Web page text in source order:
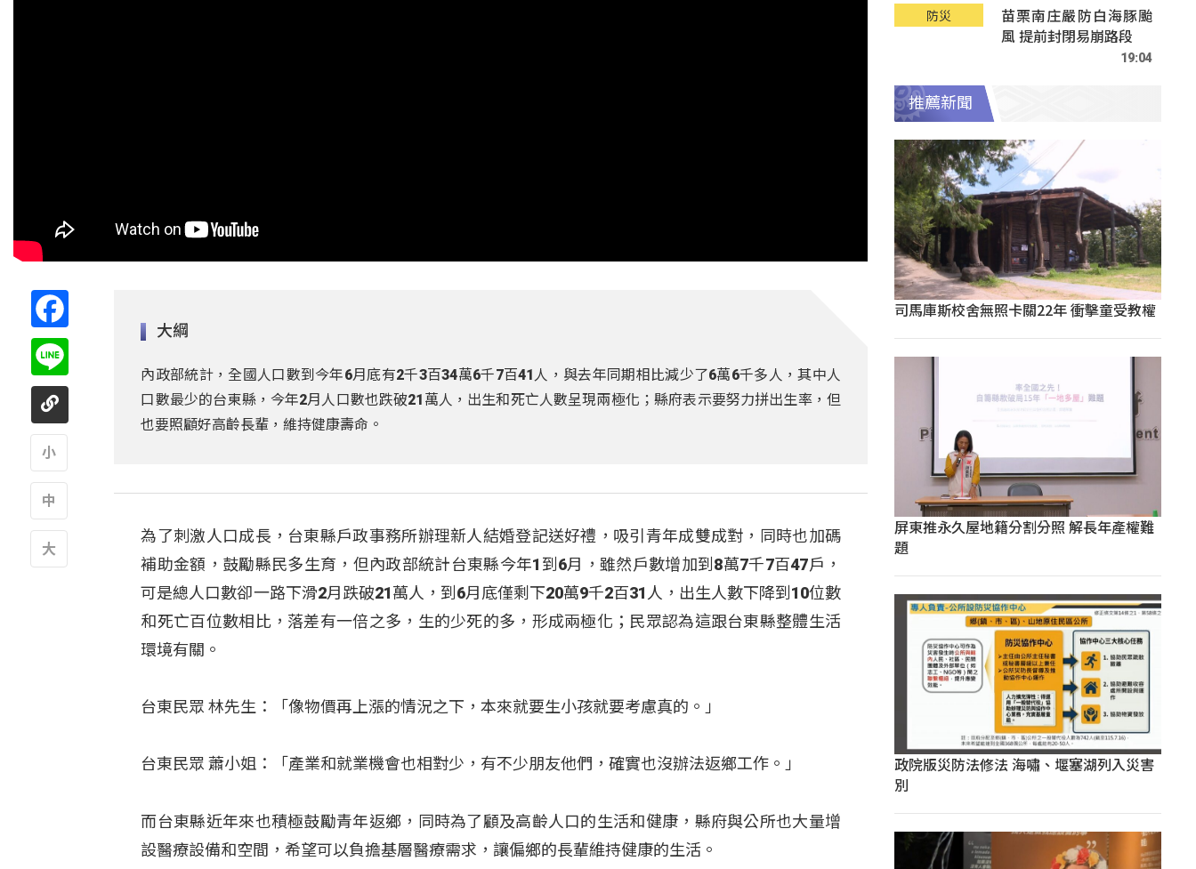
大綱
內政部統計，全國人口數到今年6月底有2千3百34萬6千7百41人，與去年同期相比減少了6萬6千多人，其中人
口數最少的台東縣，今年2月人口數也跌破21萬人，出生和死亡人數呈現兩極化；縣府表示要努力拼出生率，但
也要照顧好高齡長輩，維持健康壽命。
為了刺激人口成長，台東縣戶政事務所辦理新人結婚登記送好禮，吸引青年成雙成對，同時也加碼
補助金額，鼓勵縣民多生育，但內政部統計台東縣今年1到6月，雖然戶數增加到8萬7千7百47戶，
可是總人口數卻一路下滑2月跌破21萬人，到6月底僅剩下20萬9千2百31人，出生人數下降到10位數
和死亡百位數相比，落差有一倍之多，生的少死的多，形成兩極化；民眾認為這跟台東縣整體生活
環境有關。
台東民眾 林先生：「像物價再上漲的情況之下，本來就要生小孩就要考慮真的。」
台東民眾 蕭小姐：「產業和就業機會也相對少，有不少朋友他們，確實也沒辦法返鄉工作。」
而台東縣近年來也積極鼓勵青年返鄉，同時為了顧及高齡人口的生活和健康，縣府與公所也大量增
設醫療設備和空間，希望可以負擔基層醫療需求，讓偏鄉的長輩維持健康的生活。
防災
苗栗南庄嚴防白海豚颱
風 提前封閉易崩路段
19:04
推薦新聞
司馬庫斯校舍無照卡關22年 衝擊童受教權
屏東推永久屋地籍分割分照 解長年產權難
題
政院版災防法修法 海嘯、堰塞湖列入災害
別